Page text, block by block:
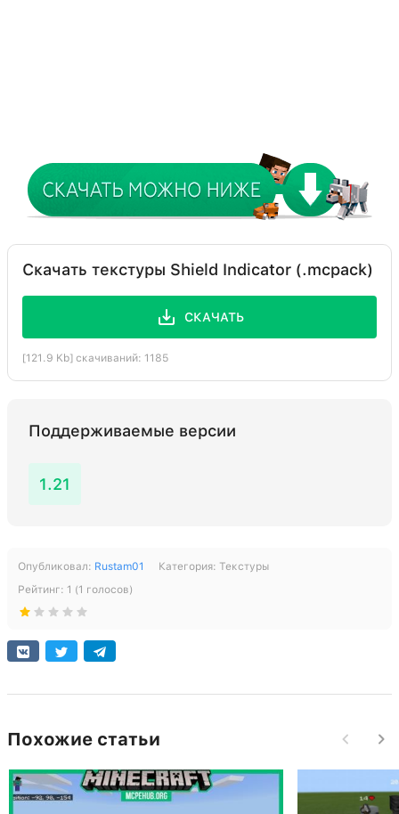
Скачать текстуры Shield Indicator (.mcpack)
СКАЧАТЬ
[121.9 Kb] скачиваний: 1185
Поддерживаемые версии
1.21
Опубликовал: Rustam01 Категория: Текстуры
Рейтинг: 1 (1 голосов)
Похожие статьи